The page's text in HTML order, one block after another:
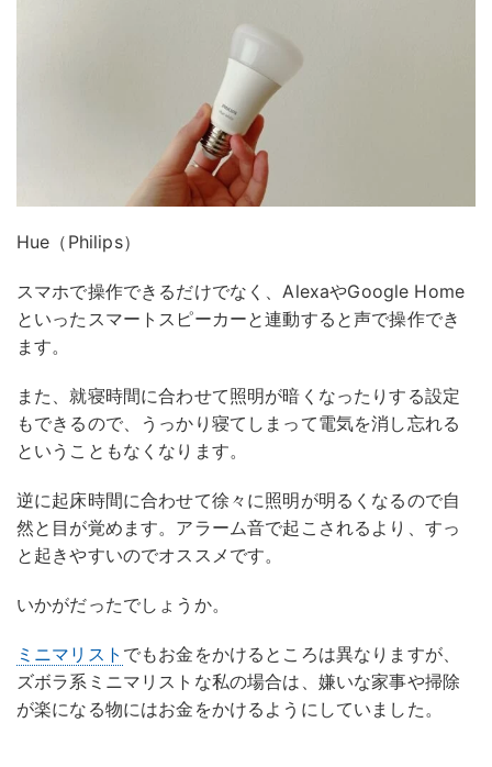
Hue（Philips）
スマホで操作できるだけでなく、AlexaやGoogle Home
といったスマートスピーカーと連動すると声で操作でき
ます。
また、就寝時間に合わせて照明が暗くなったりする設定
もできるので、うっかり寝てしまって電気を消し忘れる
ということもなくなります。
逆に起床時間に合わせて徐々に照明が明るくなるので自
然と目が覚めます。アラーム音で起こされるより、すっ
と起きやすいのでオススメです。
いかがだったでしょうか。
ミニマリスト でもお金をかけるところは異なりますが、
ズボラ系ミニマリストな私の場合は、嫌いな家事や掃除
が楽になる物にはお金をかけるようにしていました。